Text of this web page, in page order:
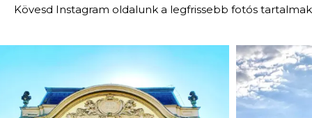
Kövesd Instagram oldalunk a legfrissebb fotós